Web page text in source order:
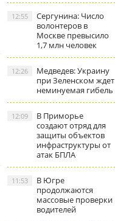
Сергунина: Число
волонтеров в
Москве превысило
1,7 млн человек
12:55
Медведев: Украину
при Зеленском ждет
неминуемая гибель
12:26
В Приморье
создают отряд для
защиты объектов
инфраструктуры от
атак БПЛА
12:09
В Югре
продолжаются
массовые проверки
водителей
11:53